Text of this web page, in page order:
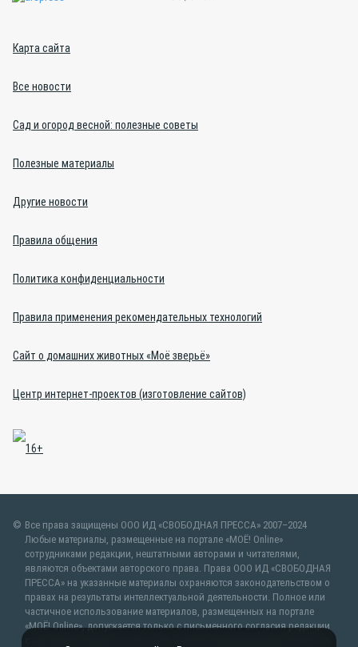
Карта сайта
Все новости
Сад и огород весной: полезные советы
Полезные материалы
Другие новости
Правила общения
Политика конфиденциальности
Правила применения рекомендательных технологий
Сайт о домашних животных «Моё зверьё»
Центр интернет-проектов (изготовление сайтов)
Все права защищены ООО ИД «СВОБОДНАЯ ПРЕССА» 2007–2024
Любые материалы, размещенные на портале «МОЁ! Online»
сотрудниками редакции, нештатными авторами и читателями,
являются объектами авторского права. Права ООО ИД «СВОБОДНАЯ
ПРЕССА» на указанные материалы охраняются законодательством о
правах на результаты интеллектуальной деятельности. Полное или
частичное использование материалов, размещенных на портале
«МОЁ! Online», допускается только с письменного согласия редакции